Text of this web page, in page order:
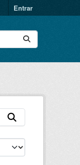
Entrar